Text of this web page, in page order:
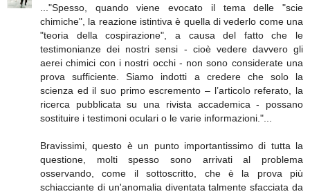
..."Spesso, quando viene evocato il tema delle "scie
chimiche", la reazione istintiva è quella di vederlo come una
"teoria della cospirazione", a causa del fatto che le
testimonianze dei nostri sensi - cioè vedere davvero gli
aerei chimici con i nostri occhi - non sono considerate una
prova sufficiente. Siamo indotti a credere che solo la
scienza ed il suo primo escremento – l’articolo referato, la
ricerca pubblicata su una rivista accademica - possano
sostituire i testimoni oculari o le varie informazioni."...
Bravissimi, questo è un punto importantissimo di tutta la
questione, molti spesso sono arrivati al problema
osservando, come il sottoscritto, che è la prova più
schiacciante di un'anomalia diventata talmente sfacciata da